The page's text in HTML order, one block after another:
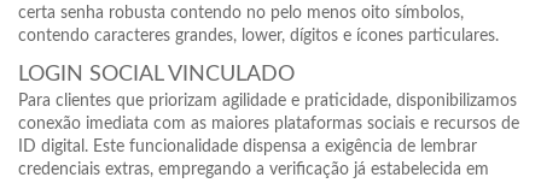
certa senha robusta contendo no pelo menos oito símbolos,
contendo caracteres grandes, lower, dígitos e ícones particulares.
LOGIN SOCIAL VINCULADO
Para clientes que priorizam agilidade e praticidade, disponibilizamos
conexão imediata com as maiores plataformas sociais e recursos de
ID digital. Este funcionalidade dispensa a exigência de lembrar
credenciais extras, empregando a verificação já estabelecida em